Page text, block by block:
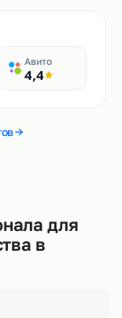
Авито
4,4
для
в